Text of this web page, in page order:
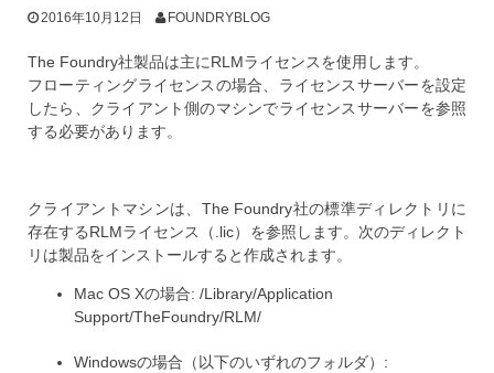
2016年10月12日 FOUNDRYBLOG
The Foundry社製品は主にRLMライセンスを使用します。
フローティングライセンスの場合、ライセンスサーバーを設定
したら、クライアント側のマシンでライセンスサーバーを参照
する必要があります。
クライアントマシンは、The Foundry社の標準ディレクトリに
存在するRLMライセンス（.lic）を参照します。次のディレクト
リは製品をインストールすると作成されます。
Mac OS Xの場合: /Library/Application
Support/TheFoundry/RLM/
Windowsの場合（以下のいずれのフォルダ）: